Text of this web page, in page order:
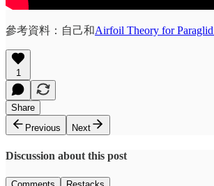
參考資料：自己和Airfoil Theory for
1
Share
Previous
Next
Discussion about this post